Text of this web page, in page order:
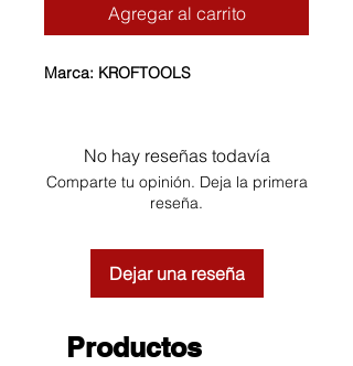
Agregar al carrito
Marca: KROFTOOLS
No hay reseñas todavía
Comparte tu opinión. Deja la primera
reseña.
Dejar una reseña
Productos